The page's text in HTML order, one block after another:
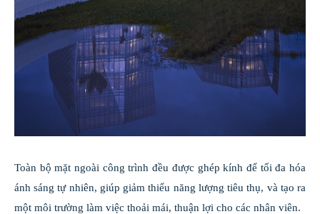
Toàn bộ mặt ngoài công trình đều được ghép kính để tối đa hóa
ánh sáng tự nhiên, giúp giảm thiểu năng lượng tiêu thụ, và tạo ra
một môi trường làm việc thoải mái, thuận lợi cho các nhân viên.